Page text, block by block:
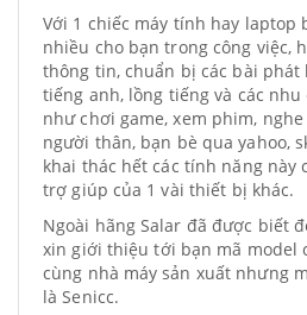
Với 1 chiếc máy tính hay laptop
nhiều cho bạn trong công việc,
thông tin, chuẩn bị các bài
tiếng anh, lồng tiếng và các
như chơi game, xem phim,
người thân, bạn bè qua yahoo,
khai thác hết các tính năng này
trợ giúp của 1 vài thiết bị khác.
Ngoài hãng Salar đã được biết
xin giới thiệu tới bạn mã model
cùng nhà máy sản xuất nhưng
là Senicc.